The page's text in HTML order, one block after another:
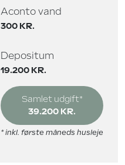
Aconto vand
300 KR.
Depositum
19.200 KR.
Samlet udgift*
39.200 KR.
* inkl. første måneds husleje